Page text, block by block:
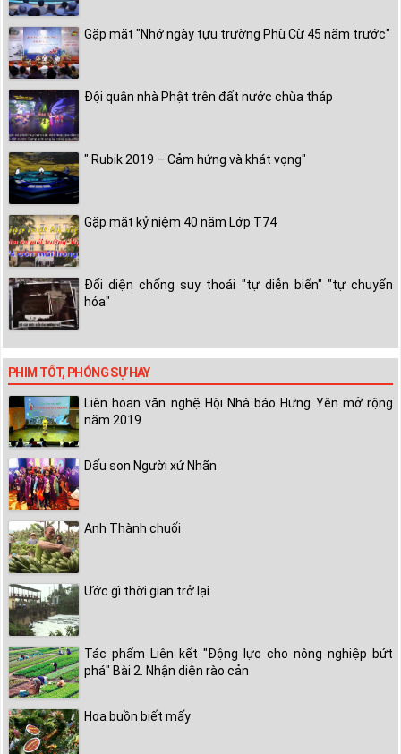
Gặp mặt "Nhớ ngày tựu trường Phù Cừ 45 năm trước"
Đội quân nhà Phật trên đất nước chùa tháp
" Rubik 2019 – Cảm hứng và khát vọng"
Gặp mặt kỷ niệm 40 năm Lớp T74
Đối diện chống suy thoái "tự diễn biến" "tự chuyển
hóa"
PHIM TỐT, PHÓNG SỰ HAY
Liên hoan văn nghệ Hội Nhà báo Hưng Yên mở rộng
năm 2019
Dấu son Người xứ Nhãn
Anh Thành chuối
Ước gì thời gian trở lại
Tác phẩm Liên kết "Động lực cho nông nghiệp bứt
phá" Bài 2. Nhận diện rào cản
Hoa buồn biết mấy